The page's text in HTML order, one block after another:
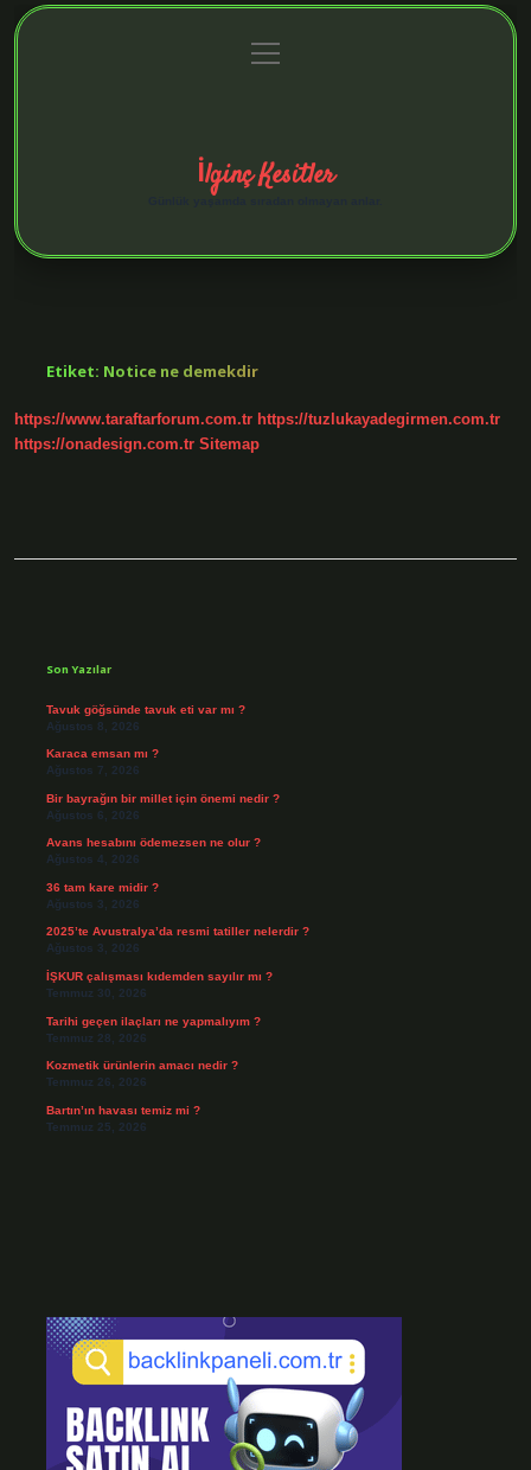
Gizlilik Politikası
menüyü
aç
İlginç Kesitler
Etiket: Notice ne demekdir
https://www.taraftarforum.com.tr https://tuzlukayadegirmen.com.tr
https://onadesign.com.tr Sitemap
Son Yazılar
Tavuk göğsünde tavuk eti var mı ?
Ağustos 8, 2026
Karaca emsan mı ?
Ağustos 7, 2026
Bir bayrağın bir millet için önemi nedir ?
Ağustos 6, 2026
Avans hesabını ödemezsen ne olur ?
Ağustos 4, 2026
36 tam kare midir ?
Ağustos 3, 2026
2025’te Avustralya’da resmi tatiller nelerdir ?
Ağustos 3, 2026
İŞKUR çalışması kıdemden sayılır mı ?
Temmuz 30, 2026
Tarihi geçen ilaçları ne yapmalıyım ?
Temmuz 28, 2026
Kozmetik ürünlerin amacı nedir ?
Temmuz 26, 2026
Bartın’ın havası temiz mi ?
Temmuz 25, 2026